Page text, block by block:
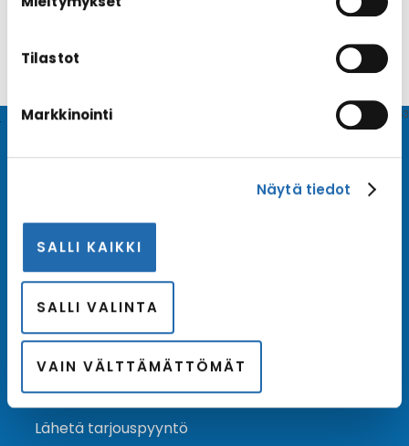
Tilastot
Markkinointi
Näytä tiedot
SALLI KAIKKI
SALLI VALINTA
VAIN VÄLTTÄMÄTTÖMÄT
V4.1663
varustamoiden tarjouksista ja kampanjaeduista.
Ota yhteyttä
Asiakaspalvelu
Lähetä tarjouspyyntö